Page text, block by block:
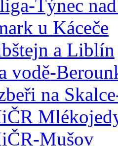
Týnec
u Káceče
a Liblín
vodě-
na
Mušov